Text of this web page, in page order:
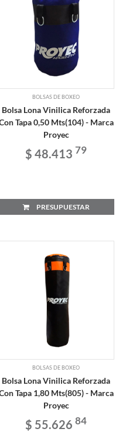
BOLSAS DE BOXEO
Bolsa Lona Vinilica Reforzada
Tapa 0,50 Mts(104) - Marca
Proyec
$ 48.413 79
PRESUPUESTAR
BOLSAS DE BOXEO
Bolsa Lona Vinilica Reforzada
Tapa 1,80 Mts(805) - Marca
Proyec
$ 55.626 84